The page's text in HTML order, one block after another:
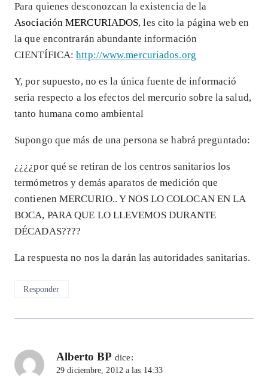
Para quienes desconozcan la existencia de la
Asociación MERCURIADOS, les cito la página web en
la que encontrarán abundante información
CIENTÍFICA:http://www.mercuriados.org
Y, por supuesto, no es la única fuente de informació
seria respecto a los efectos del mercurio sobre la salud,
tanto humana como ambiental
Supongo que más de una persona se habrá preguntado:
¿¿¿¿por qué se retiran de los centros sanitarios los
termómetros y demás aparatos de medición que
contienen MERCURIO.. Y NOS LO COLOCAN EN LA
BOCA, PARA QUE LO LLEVEMOS DURANTE
DÉCADAS????
La respuesta no nos la darán las autoridades sanitarias.
Responder
Alberto BP dice:
29 diciembre, 2012 a las 14:33